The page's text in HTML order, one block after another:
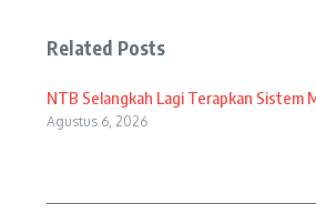
Related Posts
NTB Selangkah Lagi Terapkan Sistem
Agustus 6, 2026